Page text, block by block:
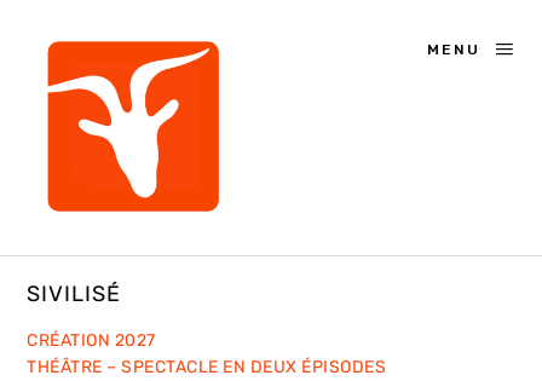
MENU
SIVILISÉ
CRÉATION 2027
THÉÂTRE – SPECTACLE EN DEUX ÉPISODES